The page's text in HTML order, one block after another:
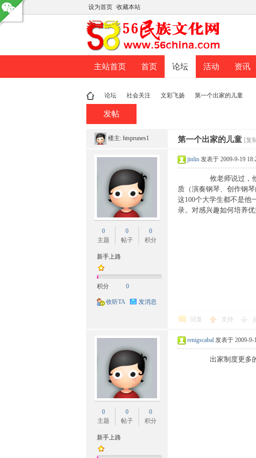
设为首页 收藏本站
主站首页 首页 论坛 活动 资讯
»
论坛
›
社会关注 文彩飞扬
›
第一个出家的儿童
发帖
楼主: htsprunes1 第一个出家的儿童 [复
0
主题
0
帖子
0
积分
新手上路
积分 0
收听TA 发消息
jinlin 发表于 2009-9-19
攸老师说过，他的学
质（演奏钢琴、创作钢
这100个大学生都不是他
录。对感兴趣如何培养
回复 支持
0
主题
0
帖子
0
积分
新手上路
renigscabal 发表于 2009-9-
出家制度更多的